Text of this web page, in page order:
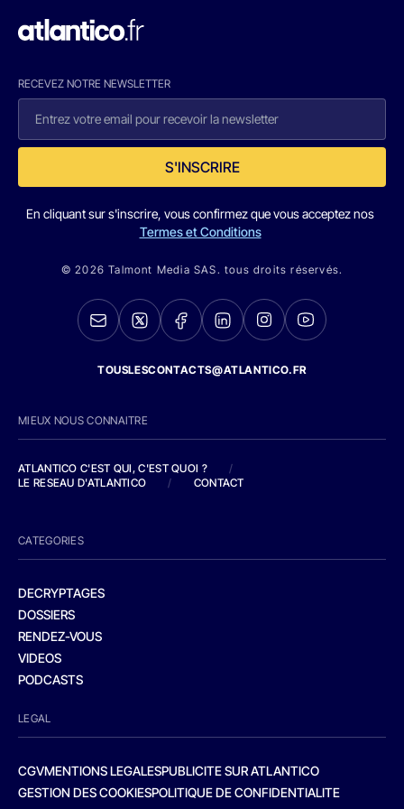
RECEVEZ NOTRE NEWSLETTER
S'INSCRIRE
En cliquant sur s'inscrire, vous confirmez que vous acceptez nos
Termes et Conditions
© 2026 Talmont Media SAS. tous droits réservés.
TOUSLESCONTACTS@ATLANTICO.FR
MIEUX NOUS CONNAITRE
ATLANTICO C'EST QUI, C'EST QUOI ?
/
LE RESEAU D'ATLANTICO
/ CONTACT
CATEGORIES
DECRYPTAGES
DOSSIERS
RENDEZ-VOUS
VIDEOS
PODCASTS
LEGAL
CGVMENTIONS LEGALESPUBLICITE SUR ATLANTICO
GESTION DES COOKIESPOLITIQUE DE CONFIDENTIALITE